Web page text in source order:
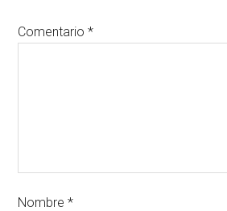
Comentario*
Nombre*